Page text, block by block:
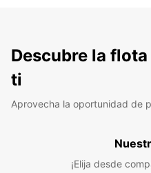
Descubre la
ti
Aprovecha la oportunidad de
¡Elija desde